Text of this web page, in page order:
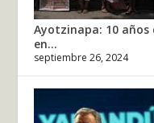
Ayotzinapa: 10
en...
septiembre 26, 2024